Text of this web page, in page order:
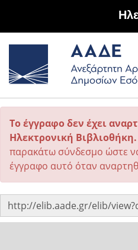
Το έγγραφο δεν έχει
Ηλεκτρονική Βιβλιοθήκη.
παρακάτω σύνδεσμο ώστε
έγγραφο αυτό όταν